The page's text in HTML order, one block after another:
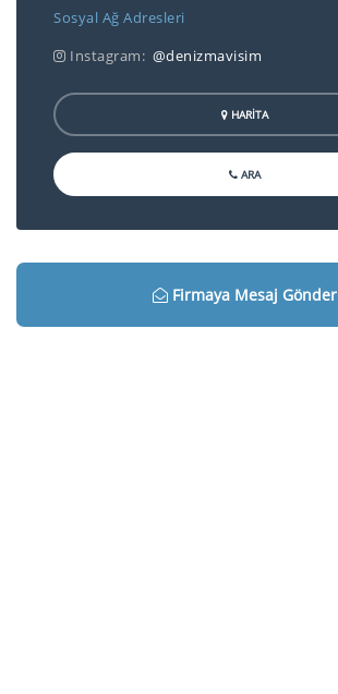
Sosyal Ağ Adresleri
Instagram: @denizmavisim
HARİTA
ARA
Firmaya Mesaj Gönder